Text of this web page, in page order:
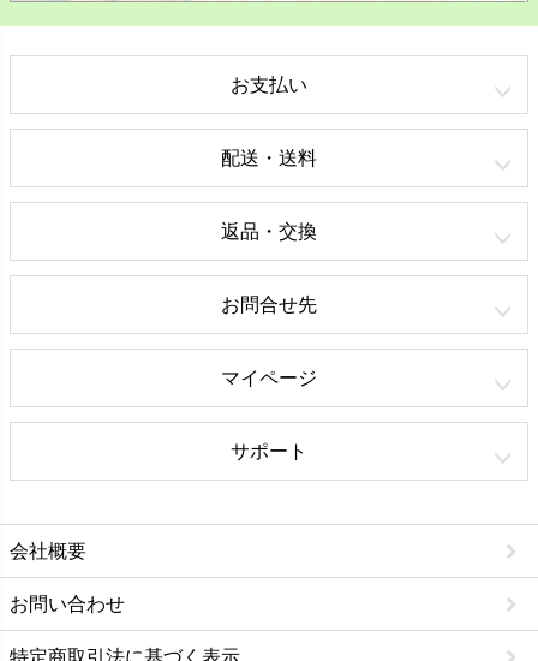
お支払い
配送・送料
返品・交換
お問合せ先
マイページ
サポート
会社概要
お問い合わせ
特定商取引法に基づく表示